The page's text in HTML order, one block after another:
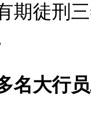
期徒刑
名大行